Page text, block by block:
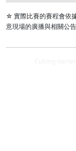
☆ 實際比賽的賽程會依
意現場的廣播與相關公告